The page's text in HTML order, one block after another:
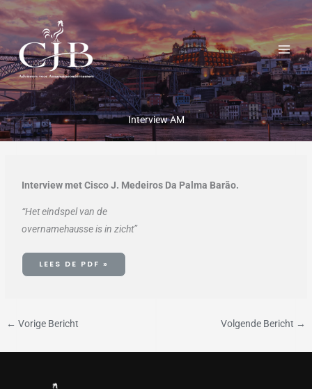
Ga
naar
inhoud
Interview AM
Interview met Cisco J. Medeiros Da Palma Barão.
“Het eindspel van de
overnamehausse is in zicht”
LEES DE PDF »
← Vorige Bericht Volgende Bericht →